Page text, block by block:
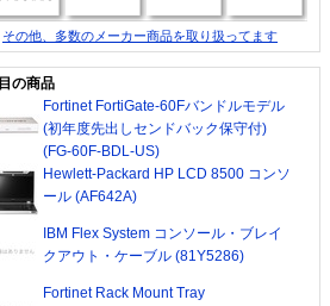
その他、多数のメーカー商品を取り扱ってます
の商品
Fortinet FortiGate-60Fバンドルモデル
(初年度先出しセンドバック保守付)
(FG-60F-BDL-US)
Hewlett-Packard HP LCD 8500 コンソ
ール (AF642A)
IBM Flex System コンソール・ブレイ
クアウト・ケーブル (81Y5286)
Fortinet Rack Mount Tray